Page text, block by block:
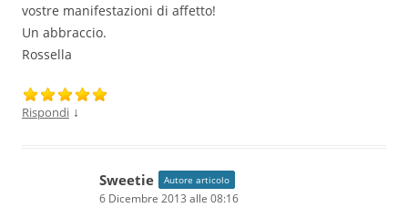
vostre manifestazioni di affetto!
Un abbraccio.
Rossella
Rispondi ↓
Sweetie Autore articolo
6 Dicembre 2013 alle 08:16